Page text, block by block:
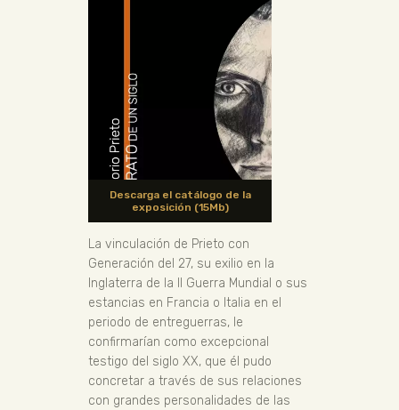
Descarga el catálogo de la
exposición (15Mb)
La vinculación de Prieto con
Generación del 27, su exilio en la
Inglaterra de la II Guerra Mundial o sus
estancias en Francia o Italia en el
periodo de entreguerras, le
confirmarían como excepcional
testigo del siglo XX, que él pudo
concretar a través de sus relaciones
con grandes personalidades de las